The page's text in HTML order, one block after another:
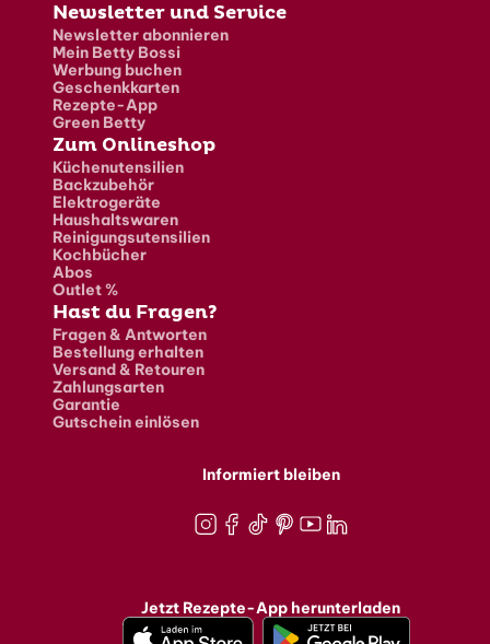
Newsletter und Service
Newsletter abonnieren
Mein Betty Bossi
Werbung buchen
Geschenkkarten
Rezepte-App
Green Betty
Zum Onlineshop
Küchenutensilien
Backzubehör
Elektrogeräte
Haushaltswaren
Reinigungsutensilien
Kochbücher
Abos
Outlet %
Hast du Fragen?
Fragen & Antworten
Bestellung erhalten
Versand & Retouren
Zahlungsarten
Garantie
Gutschein einlösen
Informiert bleiben
Jetzt Rezepte-App herunterladen